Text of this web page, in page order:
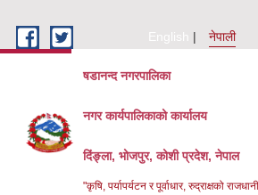
English
नेपाली
षडानन्द नगरपालिका
नगर कार्यपालिकाको कार्यालय
दिंङ्ला, भोजपुर, कोशी प्रदेश, नेपाल
"कृषि, पर्यापर्यटन र पूर्वाधार, रुद्राक्षको